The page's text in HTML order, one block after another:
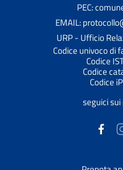
PEC:
EMAIL:
URP - Ufficio
Codice univoco di
Codice
Codice
Codice
seguici